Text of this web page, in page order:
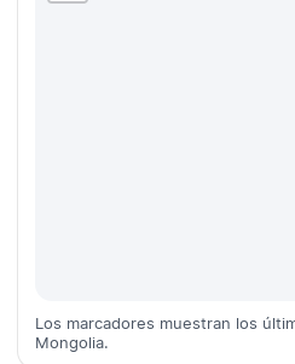
Los marcadores muestran los
Mongolia.